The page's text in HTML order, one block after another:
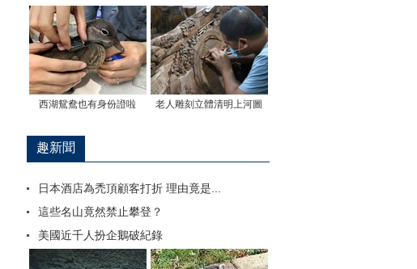
西湖鴛鴦也有身份證啦 老人雕刻立體清明上河圖
趣新聞
日本酒店為禿頂顧客打折 理由竟是...
這些名山竟然禁止攀登？
美國近千人扮企鵝破紀錄